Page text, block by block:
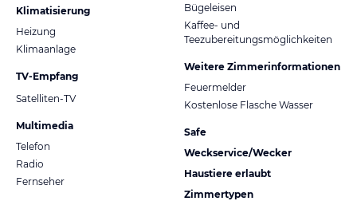
Klimatisierung
Heizung
Klimaanlage
TV-Empfang
Satelliten-TV
Multimedia
Telefon
Radio
Fernseher
Bügeleisen
Kaffee- und
Teezubereitungsmöglichkeiten
Weitere Zimmerinformationen
Feuermelder
Kostenlose Flasche Wasser
Safe
Weckservice/Wecker
Haustiere erlaubt
Zimmertypen